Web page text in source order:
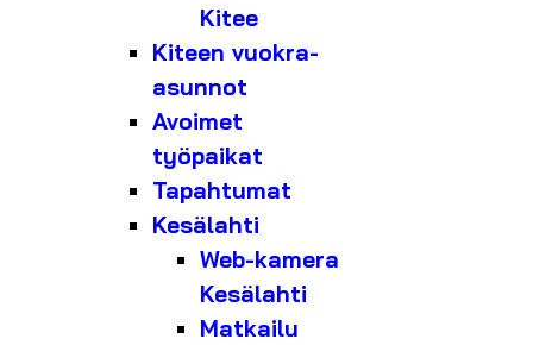
Kitee
Kiteen vuokra-
asunnot
Avoimet
työpaikat
Tapahtumat
Kesälahti
Web-kamera
Kesälahti
Matkailu